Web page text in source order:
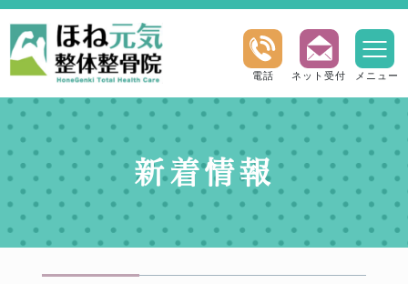
メニュー
ネット受付
電話
新着情報